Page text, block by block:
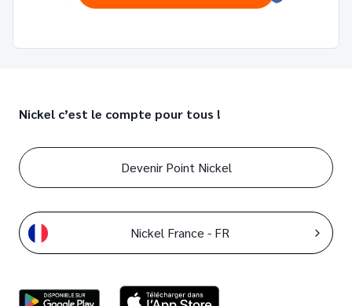
Nickel c’est le compte pour tous !
Devenir Point Nickel
Nickel France - FR